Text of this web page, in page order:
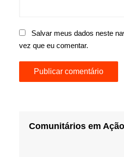
Salvar meus dados neste
vez que eu comentar.
Comunitários em Ação